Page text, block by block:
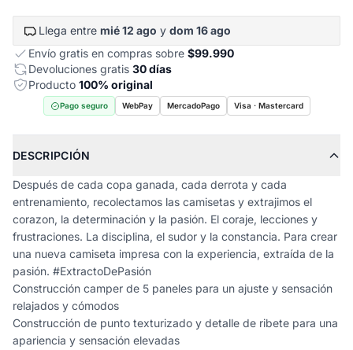
Llega entre mié 12 ago y dom 16 ago
Envío gratis en compras sobre $99.990
Devoluciones gratis 30 días
Producto 100% original
Pago seguro WebPay MercadoPago Visa · Mastercard
DESCRIPCIÓN
Después de cada copa ganada, cada derrota y cada
entrenamiento, recolectamos las camisetas y extrajimos el
corazon, la determinación y la pasión. El coraje, lecciones y
frustraciones. La disciplina, el sudor y la constancia. Para crear
una nueva camiseta impresa con la experiencia, extraída de la
pasión. #ExtractoDePasión
Construcción camper de 5 paneles para un ajuste y sensación
relajados y cómodos
Construcción de punto texturizado y detalle de ribete para una
apariencia y sensación elevadas